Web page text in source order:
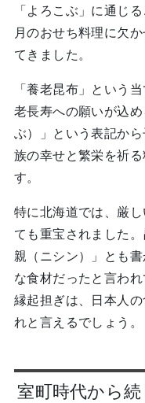
「よろこぶ」に通じ
月のおせち料理に欠
てきました。
「養老昆布」という
老長寿への願いが込
ぶ）」という表記か
族の幸せと繁栄を祈
す。
特に北海道では、厳
ても重宝されました
親（ニシン）」とも
な食材だったと言わ
縁起担ぎは、日本人
れと言えるでしょう。
室町時代から